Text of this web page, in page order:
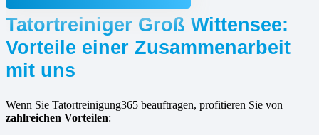
Tatortreiniger Groß Wittensee:
Vorteile einer Zusammenarbeit
mit uns
Wenn Sie Tatortreinigung365 beauftragen, profitieren Sie von
zahlreichen Vorteilen: